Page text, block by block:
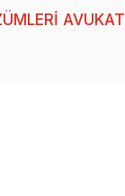
AVUKATI